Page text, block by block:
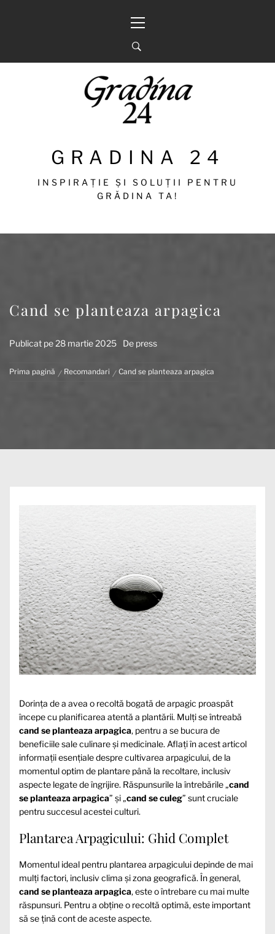
principal
GRADINA 24
INSPIRAȚIE ȘI SOLUȚII PENTRU
GRĂDINA TA!
Cand se planteaza arpagica
Publicat pe 28 martie 2025 De press
Prima pagină Recomandari Cand se planteaza arpagica
Dorința de a avea o recoltă bogată de arpagic proaspăt
începe cu planificarea atentă a plantării. Mulți se întreabă
cand se planteaza arpagica, pentru a se bucura de
beneficiile sale culinare și medicinale. Aflați în acest articol
informații esențiale despre cultivarea arpagicului, de la
momentul optim de plantare până la recoltare, inclusiv
aspecte legate de îngrijire. Răspunsurile la întrebările „cand
se planteaza arpagica” și „cand se culeg” sunt cruciale
pentru succesul acestei culturi.
Plantarea Arpagicului: Ghid Complet
Momentul ideal pentru plantarea arpagicului depinde de mai
mulți factori, inclusiv clima și zona geografică. În general,
cand se planteaza arpagica, este o întrebare cu mai multe
răspunsuri. Pentru a obține o recoltă optimă, este important
să se țină cont de aceste aspecte.